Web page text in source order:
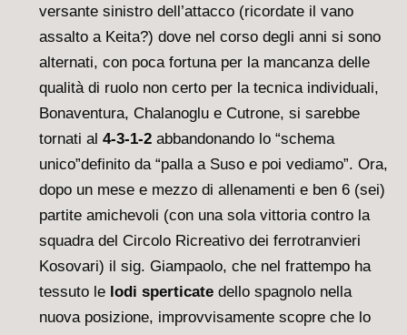
versante sinistro dell’attacco (ricordate il vano
assalto a Keita?) dove nel corso degli anni si sono
alternati, con poca fortuna per la mancanza delle
qualità di ruolo non certo per la tecnica individuali,
Bonaventura, Chalanoglu e Cutrone, si sarebbe
tornati al 4-3-1-2 abbandonando lo “schema
unico”definito da “palla a Suso e poi vediamo”. Ora,
dopo un mese e mezzo di allenamenti e ben 6 (sei)
partite amichevoli (con una sola vittoria contro la
squadra del Circolo Ricreativo dei ferrotranvieri
Kosovari) il sig. Giampaolo, che nel frattempo ha
tessuto le lodi sperticate dello spagnolo nella
nuova posizione, improvvisamente scopre che lo